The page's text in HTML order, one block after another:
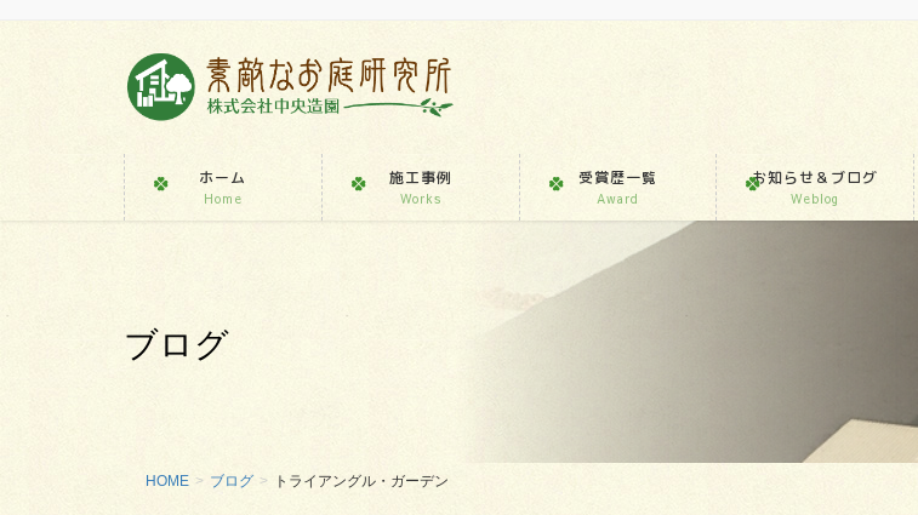
ホーム
Home
施工事例
Works
受賞歴一覧
Award
お知らせ＆ブログ
Weblog
ブログ
HOME ブログ トライアングル・ガーデン